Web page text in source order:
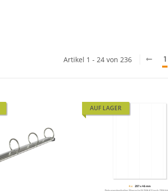
Artikel 1 - 24 von 236 1
AUF LAGER